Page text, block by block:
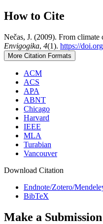
How to Cite
Nečas, J. (2009). From climate
Envigogika, 4(1). https://
More Citation Formats
ACM
ACS
APA
ABNT
Chicago
Harvard
IEEE
MLA
Turabian
Vancouver
Download Citation
Endnote/Zotero/
BibTeX
Make a Submission